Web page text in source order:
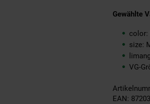
Gewählte
color:
size:
VG-
EAN: